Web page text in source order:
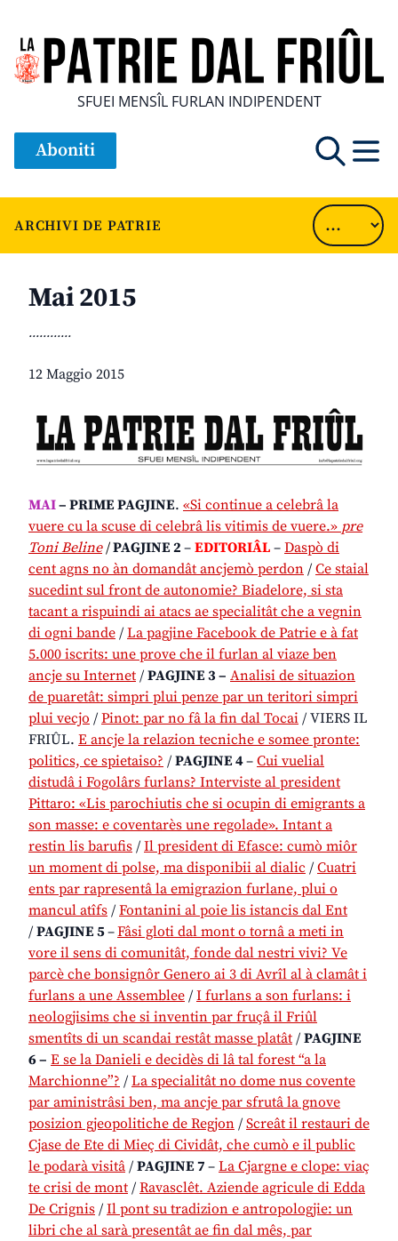
SFUEI MENSÎL FURLAN INDIPENDENT
Aboniti
ARCHIVI DE PATRIE
Mai 2015
............
12 Maggio 2015
MAI– PRIME PAGJINE. «Si continue a celebrâ la
vuere cu la scuse di celebrâ lis vitimis de vuere.» pre
Toni Beline/PAGJINE 2 – EDITORIÂL – Daspò di
cent agns no àn domandât ancjemò perdon / Ce staial
sucedint sul front de autonomie? Biadelore, si sta
tacant a rispuindi ai atacs ae specialitât che a vegnin
di ogni bande / La pagjine Facebook de Patrie e à fat
5.000 iscrits: une prove che il furlan al viaze ben
ancje su Internet / PAGJINE 3 – Analisi de situazion
de puaretât: simpri plui penze par un teritori simpri
plui vecjo / Pinot: par no fâ la fin dal Tocai / VIERS IL
FRIÛL. E ancje la relazion tecniche e somee pronte:
politics, ce spietaiso? / PAGJINE 4– Cui vuelial
distudâ i Fogolârs furlans? Interviste al president
Pittaro: «Lis parochiutis che si ocupin di emigrants a
son masse: e coventarès une regolade». Intant a
restin lis barufis / Il president di Efasce: cumò miôr
un moment di polse, ma disponibii al dialic / Cuatri
ents par rapresentâ la emigrazion furlane, plui o
mancul atîfs / Fontanini al poie lis istancis dal Ent
/ PAGJINE 5–Fâsi gloti dal mont o tornâ a meti in
vore il sens di comunitât, fonde dal nestri vivi? Ve
parcè che bonsignôr Genero ai 3 di Avrîl al à clamât i
furlans a une Assemblee / I furlans a son furlans: i
neologjisims che si inventin par fruçâ il Friûl
smentîts di un scandai restât masse platât / PAGJINE
6 – E se la Danieli e decidès di lâ tal forest “a la
Marchionne”? / La specialitât no dome nus covente
par aministrâsi ben, ma ancje par sfrutâ la gnove
posizion gjeopolitiche de Regjon / Screât il restauri de
Cjase de Ete di Mieç di Cividât, che cumò e il public
le podarà visitâ / PAGJINE 7 – La Cjargne e clope: viaç
te crisi de mont / Ravasclêt. Aziende agricule di Edda
De Crignis / Il pont su tradizion e antropologjie: un
libri che al sarà presentât ae fin dal mês, par